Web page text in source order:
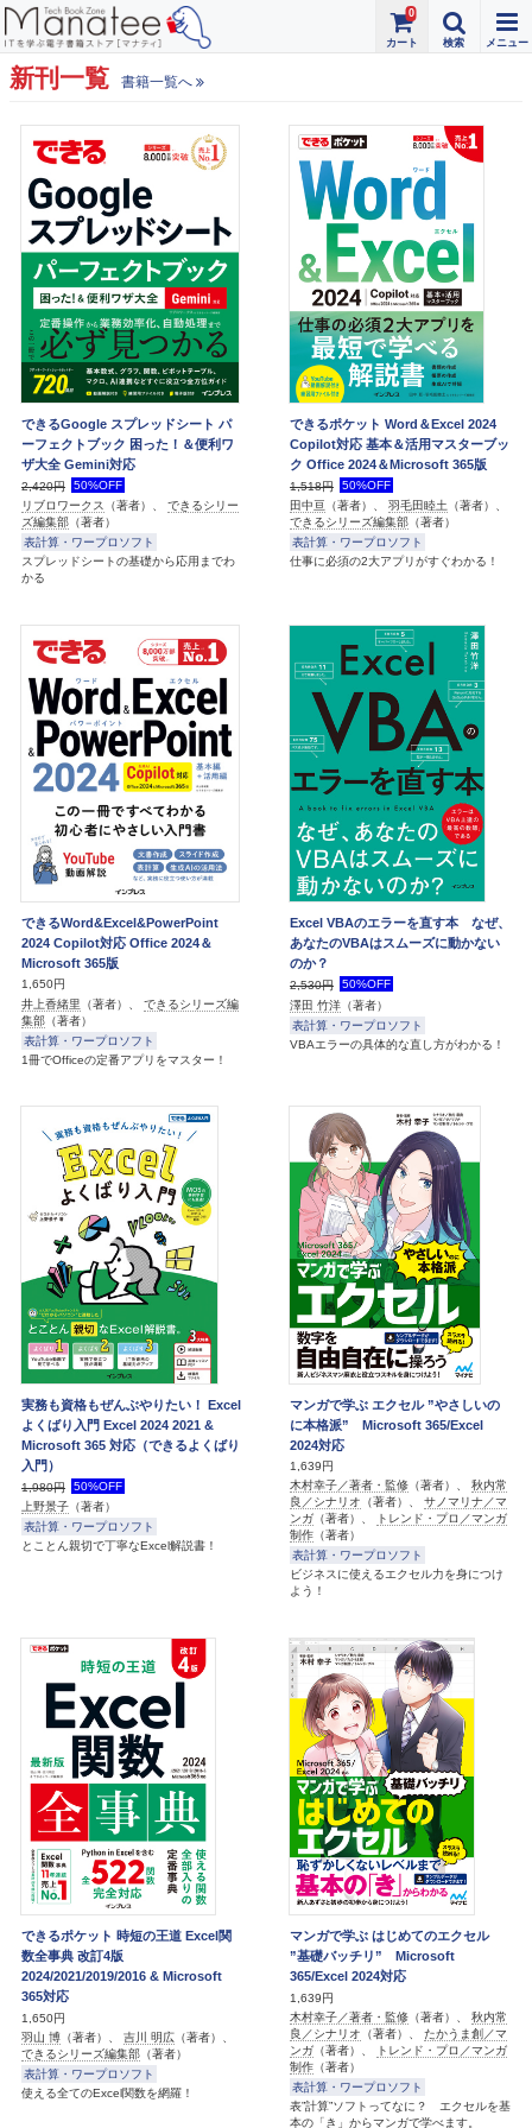
0
新刊一覧 書籍一覧へ
できるGoogle スプレッドシート パ
ーフェクトブック 困った！＆便利ワ
ザ大全 Gemini対応
2,420円
50%OFF
リブロワークス （著者）、 できるシリー
ズ編集部 （著者）
表計算・ワープロソフト
スプレッドシートの基礎から応用までわ
かる
できるポケット Word＆Excel 2024
Copilot対応 基本＆活用マスターブッ
ク Office 2024＆Microsoft 365版
1,518円
50%OFF
田中亘 （著者）、 羽毛田睦土 （著者）、
できるシリーズ編集部 （著者）
表計算・ワープロソフト
仕事に必須の2大アプリがすぐわかる！
できるWord&Excel&PowerPoint
2024 Copilot対応 Office 2024＆
Microsoft 365版
1,650円
井上香緒里 （著者）、 できるシリーズ編
集部 （著者）
表計算・ワープロソフト
1冊でOfficeの定番アプリをマスター！
Excel VBAのエラーを直す本 なぜ、
あなたのVBAはスムーズに動かない
のか？
2,530円
50%OFF
澤田 竹洋 （著者）
表計算・ワープロソフト
VBAエラーの具体的な直し方がわかる！
実務も資格もぜんぶやりたい！ Excel
よくばり入門 Excel 2024 2021 &
Microsoft 365 対応（できるよくばり
入門）
1,980円
50%OFF
上野景子 （著者）
表計算・ワープロソフト
とことん親切で丁寧なExcel解説書！
マンガで学ぶ エクセル ”やさしいの
に本格派” Microsoft 365/Excel
2024対応
1,639円
木村幸子／著者・監修 （著者）、 秋内常
良／シナリオ （著者）、 サノマリナ／マ
ンガ （著者）、
トレンド・プロ／マンガ
制作 （著者）
表計算・ワープロソフト
ビジネスに使えるエクセル力を身につけ
よう！
できるポケット 時短の王道 Excel関
数全事典 改訂4版
2024/2021/2019/2016 & Microsoft
365対応
1,650円
羽山 博 （著者）、 吉川 明広 （著者）、
できるシリーズ編集部 （著者）
表計算・ワープロソフト
使える全てのExcel関数を網羅！
マンガで学ぶ はじめてのエクセル
”基礎バッチリ” Microsoft
365/Excel 2024対応
1,639円
木村幸子／著者・監修 （著者）、 秋内常
良／シナリオ （著者）、 たかうま創／マ
ンガ （著者）、
トレンド・プロ／マンガ
制作 （著者）
表計算・ワープロソフト
表”計算”ソフトってなに？ エクセルを基
本の「き」からマンガで学べます。